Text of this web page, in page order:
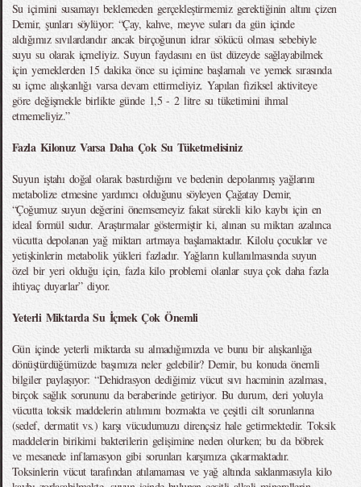
Su içimini susamayı beklemeden gerçekleştirmemiz gerektiğinin altını çizen
Demir, şunları söylüyor: “Çay, kahve, meyve suları da gün içinde
aldığımız sıvılardandır ancak birçoğunun idrar sökücü olması sebebiyle
suyu su olarak içmeliyiz. Suyun faydasını en üst düzeyde sağlayabilmek
için yemeklerden 15 dakika önce su içimine başlamalı ve yemek sırasında
su içme alışkanlığı varsa devam ettirmeliyiz. Yapılan fiziksel aktiviteye
göre değişmekle birlikte günde 1,5 - 2 litre su tüketimini ihmal
etmemeliyiz.”
Fazla Kilonuz Varsa Daha Çok Su Tüketmelisiniz
Suyun iştahı doğal olarak bastırdığını ve bedenin depolanmış yağlarını
metabolize etmesine yardımcı olduğunu söyleyen Çağatay Demir,
“Çoğumuz suyun değerini önemsemeyiz fakat sürekli kilo kaybı için en
ideal formül sudur. Araştırmalar göstermiştir ki, alınan su miktarı azalınca
vücutta depolanan yağ miktarı artmaya başlamaktadır. Kilolu çocuklar ve
yetişkinlerin metabolik yükleri fazladır. Yağların kullanılmasında suyun
özel bir yeri olduğu için, fazla kilo problemi olanlar suya çok daha fazla
ihtiyaç duyarlar” diyor.
Yeterli Miktarda Su İçmek Çok Önemli
Gün içinde yeterli miktarda su almadığımızda ve bunu bir alışkanlığa
dönüştürdüğümüzde başımıza neler gelebilir? Demir, bu konuda önemli
bilgiler paylaşıyor: “Dehidrasyon dediğimiz vücut sıvı hacminin azalması,
birçok sağlık sorununu da beraberinde getiriyor. Bu durum, deri yoluyla
vücutta toksik maddelerin atılımını bozmakta ve çeşitli cilt sorunlarına
(sedef, dermatit vs.) karşı vücudumuzu dirençsiz hale getirmektedir. Toksik
maddelerin birikimi bakterilerin gelişimine neden olurken; bu da böbrek
ve mesanede inflamasyon gibi sorunları karşımıza çıkarmaktadır.
Toksinlerin vücut tarafından atılamaması ve yağ altında saklanmasıyla kilo